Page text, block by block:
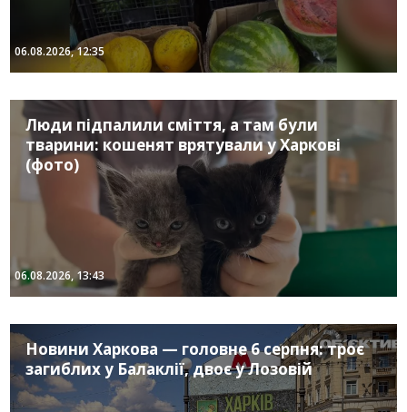
06.08.2026, 12:35
Люди підпалили сміття, а там були
тварини: кошенят врятували у Харкові
(фото)
06.08.2026, 13:43
Новини Харкова — головне 6 серпня: троє
загиблих у Балаклії, двоє у Лозовій